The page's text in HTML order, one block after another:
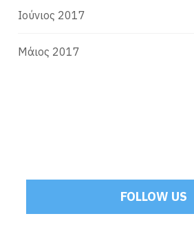
Ιούνιος 2017
Μάιος 2017
FOLLOW US